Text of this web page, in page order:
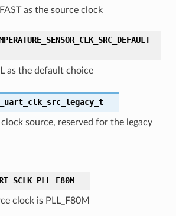
as the source clock
as the default choice
source, reserved for the legacy
clock is PLL_F80M